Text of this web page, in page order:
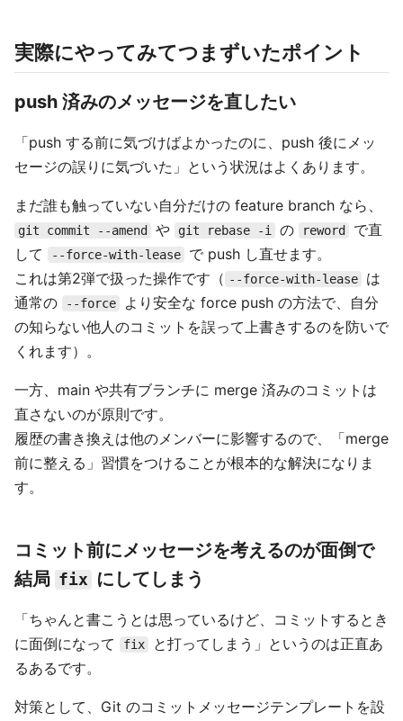
実際にやってみてつまずいたポイント
push 済みのメッセージを直したい
「push する前に気づけばよかったのに、push 後にメッ
セージの誤りに気づいた」という状況はよくあります。
まだ誰も触っていない自分だけの feature branch なら、
git commit --amend や git rebase -i の reword
で直
して
--force-with-lease
で push し直せます。
これは第2弾で扱った操作です（ --force-with-lease
は
通常の
--force
より安全な force push の方法で、自分
の知らない他人のコミットを誤って上書きするのを防いで
くれます）。
一方、main や共有ブランチに merge 済みのコミットは
直さないのが原則です。
履歴の書き換えは他のメンバーに影響するので、「merge
前に整える」習慣をつけることが根本的な解決になりま
す。
コミット前にメッセージを考えるのが面倒で
結局 fix にしてしまう
「ちゃんと書こうとは思っているけど、コミットするとき
に面倒になって
fix
と打ってしまう」というのは正直あ
るあるです。
対策として、Git のコミットメッセージテンプレートを設